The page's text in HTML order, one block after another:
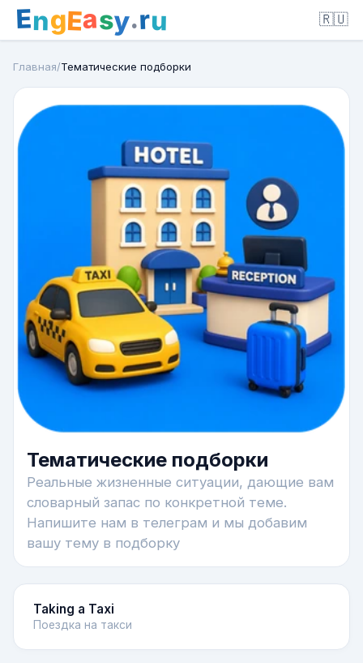
EngEasy.ru 🇷🇺
Главная/Тематические подборки
Тематические подборки
Реальные жизненные ситуации, дающие вам
словарный запас по конкретной теме.
Напишите нам в телеграм и мы добавим
вашу тему в подборку
Taking a Taxi
Поездка на такси